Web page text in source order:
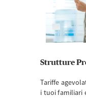
Strutture
Tariffe
i tuoi familiari